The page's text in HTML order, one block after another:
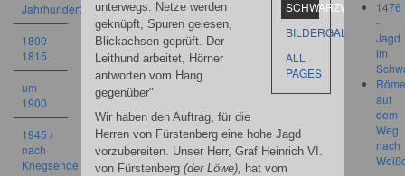
SCHWARZWALD
BILDERGALERIEN
ALL
PAGES
unterwegs. Netze werden
geknüpft, Spuren gelesen,
Blickachsen geprüft. Der
Leithund arbeitet, Hörner
antworten vom Hang
gegenüber"
Wir haben den Auftrag, für die
Herren von Fürstenberg eine hohe Jagd
vorzubereiten. Unser Herr, Graf Heinrich VI.
von Fürstenberg (der Löwe), hat vom
Jahrhundert
1800-
1815
um
1900
1945 /
nach
Kriegsende
1476
-
Jagd
im
auf
dem
Weg
nach